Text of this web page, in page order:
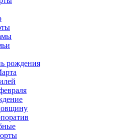
рождения